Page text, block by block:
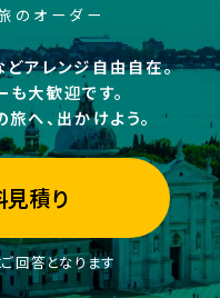
のオーダー
アレンジ自由自在。
大歓迎です。
へ、出かけよう。
積り
回答となります